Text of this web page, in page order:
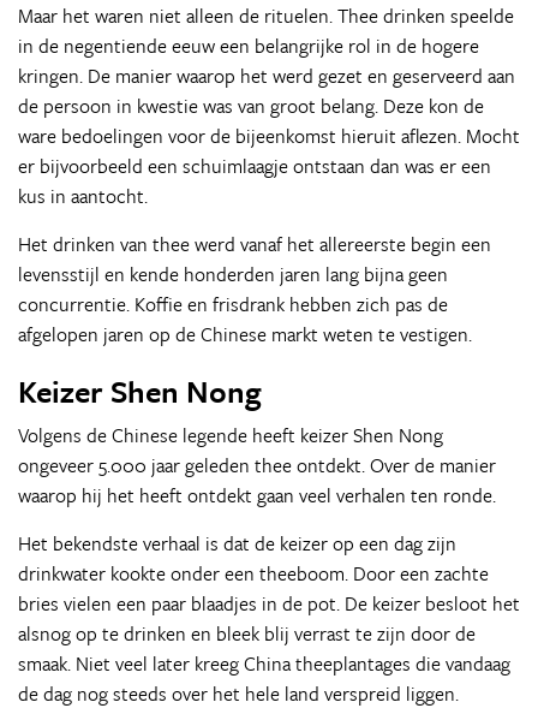
Maar het waren niet alleen de rituelen. Thee drinken speelde
in de negentiende eeuw een belangrijke rol in de hogere
kringen. De manier waarop het werd gezet en geserveerd aan
de persoon in kwestie was van groot belang. Deze kon de
ware bedoelingen voor de bijeenkomst hieruit aflezen. Mocht
er bijvoorbeeld een schuimlaagje ontstaan dan was er een
kus in aantocht.
Het drinken van thee werd vanaf het allereerste begin een
levensstijl en kende honderden jaren lang bijna geen
concurrentie. Koffie en frisdrank hebben zich pas de
afgelopen jaren op de Chinese markt weten te vestigen.
Keizer Shen Nong
Volgens de Chinese legende heeft keizer Shen Nong
ongeveer 5.000 jaar geleden thee ontdekt. Over de manier
waarop hij het heeft ontdekt gaan veel verhalen ten ronde.
Het bekendste verhaal is dat de keizer op een dag zijn
drinkwater kookte onder een theeboom. Door een zachte
bries vielen een paar blaadjes in de pot. De keizer besloot het
alsnog op te drinken en bleek blij verrast te zijn door de
smaak. Niet veel later kreeg China theeplantages die vandaag
de dag nog steeds over het hele land verspreid liggen.